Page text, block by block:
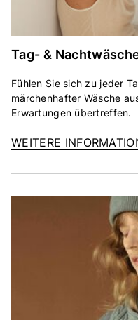
Tag- &
Fühlen Sie sich zu jeder
märchenhafter Wäsche
Erwartungen übertreffen.
WEITERE